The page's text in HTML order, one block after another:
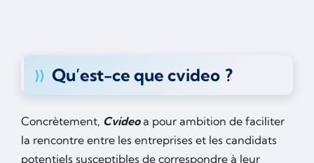
Qu’est-ce que cvideo ?
Concrètement, Cvideoa pour ambition de faciliter
la rencontre entre les entreprises et les candidats
potentiels susceptibles de correspondre à leur